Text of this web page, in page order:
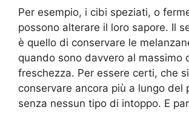
Per esempio, i cibi speziati, o
possono alterare il loro sapore. Il
è quello di conservare le
quando sono davvero al massimo
freschezza. Per essere certi, che
conservare ancora più a lungo del
senza nessun tipo di intoppo. E